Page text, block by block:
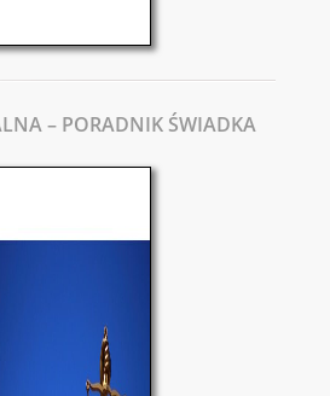
– PORADNIK ŚWIADKA